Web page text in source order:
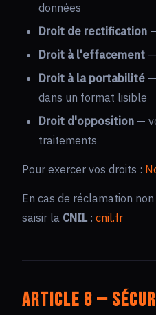
données
Droit de rectification
Droit à l'effacement
Droit à la portabilité
dans un format lisible
Droit d'opposition —
traitements
Pour exercer vos droits :
En cas de réclamation
saisir la CNIL: cnil.fr
Article 8 —